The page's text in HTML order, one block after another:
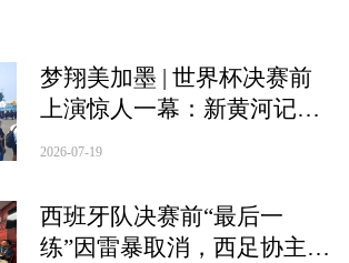
梦翔美加墨 | 世界杯决赛前
上演惊人一幕：新黄河记者
多就来排队
2026-07-19
西班牙队决赛前“最后一
练”因雷暴取消，西足协主